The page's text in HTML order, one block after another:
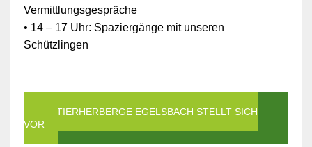
Vermittlungsgespräche
• 14 – 17 Uhr: Spaziergänge mit unseren
Schützlingen
DIE TIERHERBERGE EGELSBACH STELLT SICH
VOR